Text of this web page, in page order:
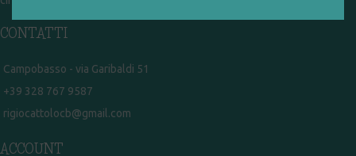
CONTATTI
Campobasso - via Garibaldi 51
+39 328 767 9587
rigiocattolocb@gmail.com
ACCOUNT